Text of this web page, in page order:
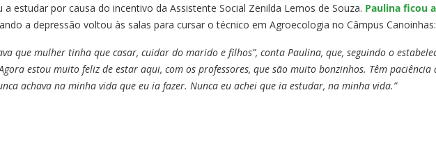
estudar por causa do incentivo da Assistente Social Zenilda Lemos de Souza. Paulina ficou
a depressão voltou às salas para cursar o técnico em Agroecologia no Câmpus Canoinhas:
que mulher tinha que casar, cuidar do marido e filhos”, conta Paulina, que, seguindo o
estou muito feliz de estar aqui, com os professores, que são muito bonzinhos. Têm paciência
achava na minha vida que eu ia fazer. Nunca eu achei que ia estudar, na minha vida.”